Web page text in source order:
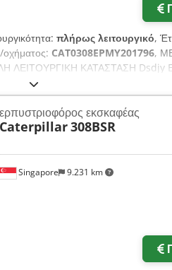
πλήρως λειτουργικό,
οχήματος: CAT0308EPMY201796,
ΛΕΙΤΟΥΡΓΙΚΗ ΚΑΤΑΣΤΑΣΗ Dsdjy
ΩΡΕΣ
Singapore 9.231 km
ερπυστριοφόρος εκσκαφέας
Caterpillar308BSR